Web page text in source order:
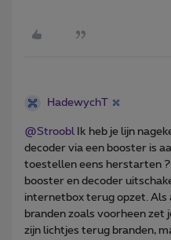
HadewychT
@Stroobl Ik heb je lijn
decoder via een booster is
toestellen eens herstarten
booster en decoder
internetbox terug opzet.
branden zoals voorheen zet
zijn lichtjes terug branden,